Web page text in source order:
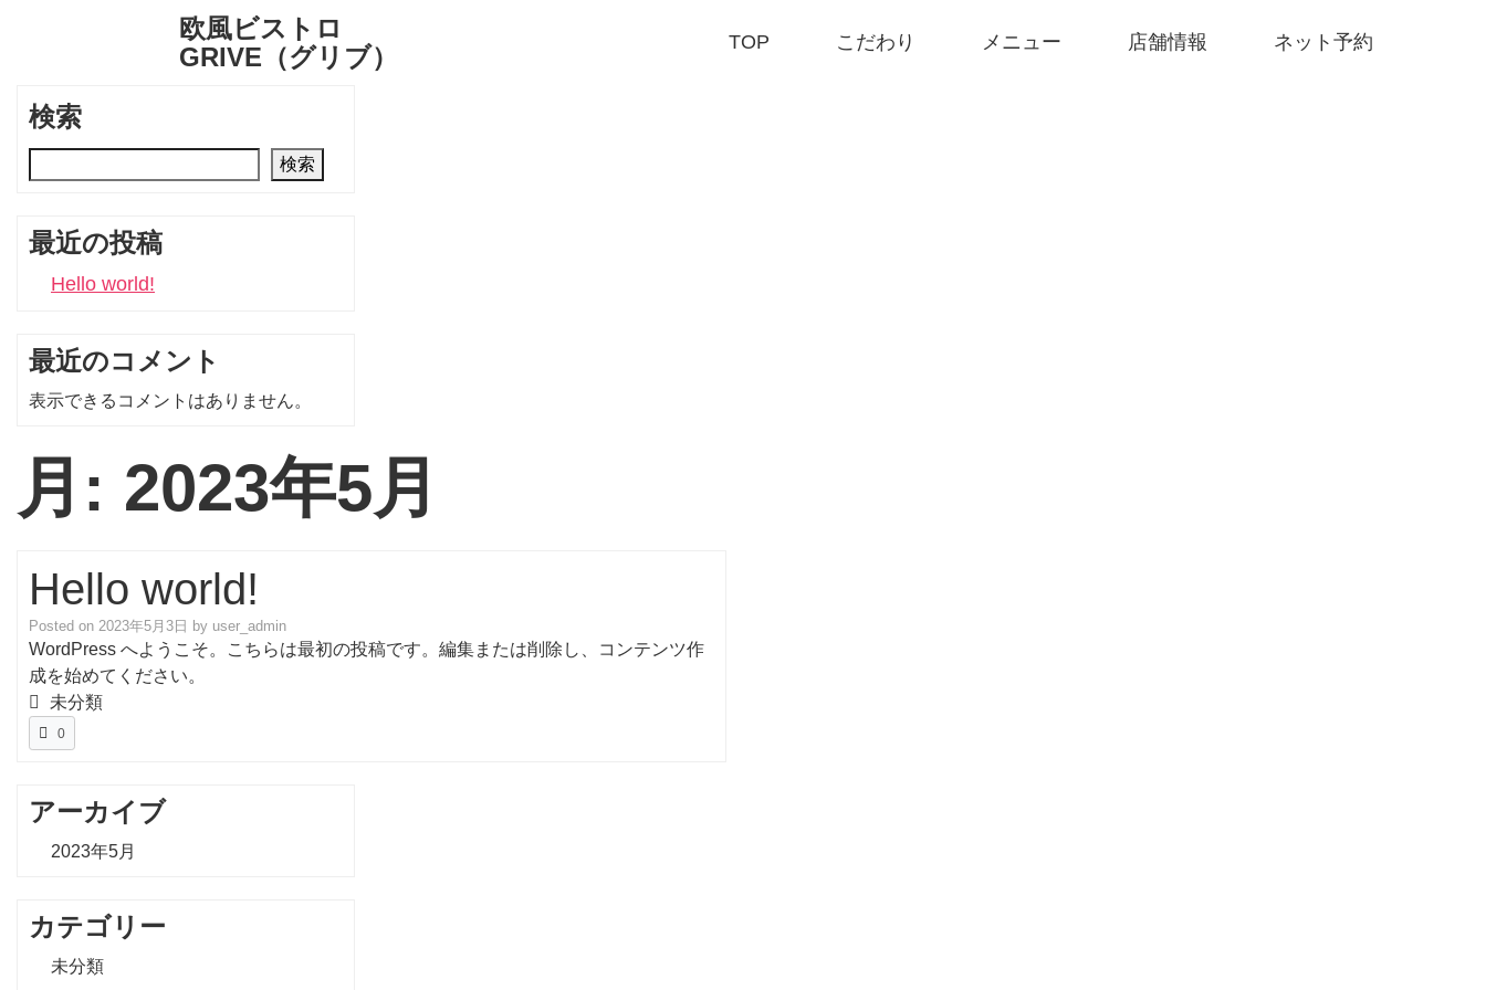
欧風ビストロ
GRIVE（グリブ）
TOP こだわり メニュー 店舗情報 ネット予約
検索
検索
最近の投稿
Hello world!
最近のコメント
表示できるコメントはありません。
月: 2023年5月
Hello world!
Posted on 2023年5月3日 by user_admin
WordPress へようこそ。こちらは最初の投稿です。編集または削除し、コンテンツ作
成を始めてください。
未分類
0
アーカイブ
2023年5月
カテゴリー
未分類